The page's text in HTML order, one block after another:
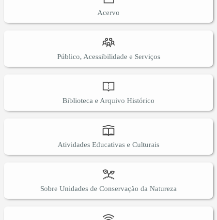
Acervo
Público, Acessibilidade e Serviços
Biblioteca e Arquivo Histórico
Atividades Educativas e Culturais
Sobre Unidades de Conservação da Natureza